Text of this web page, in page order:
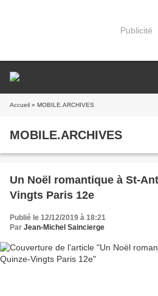
Publicité
Accueil » MOBILE.ARCHIVES
MOBILE.ARCHIVES
Un Noël romantique à St-
Vingts Paris 12e
Publié le 12/12/2019 à 18:21
Par Jean-Michel Saincierge